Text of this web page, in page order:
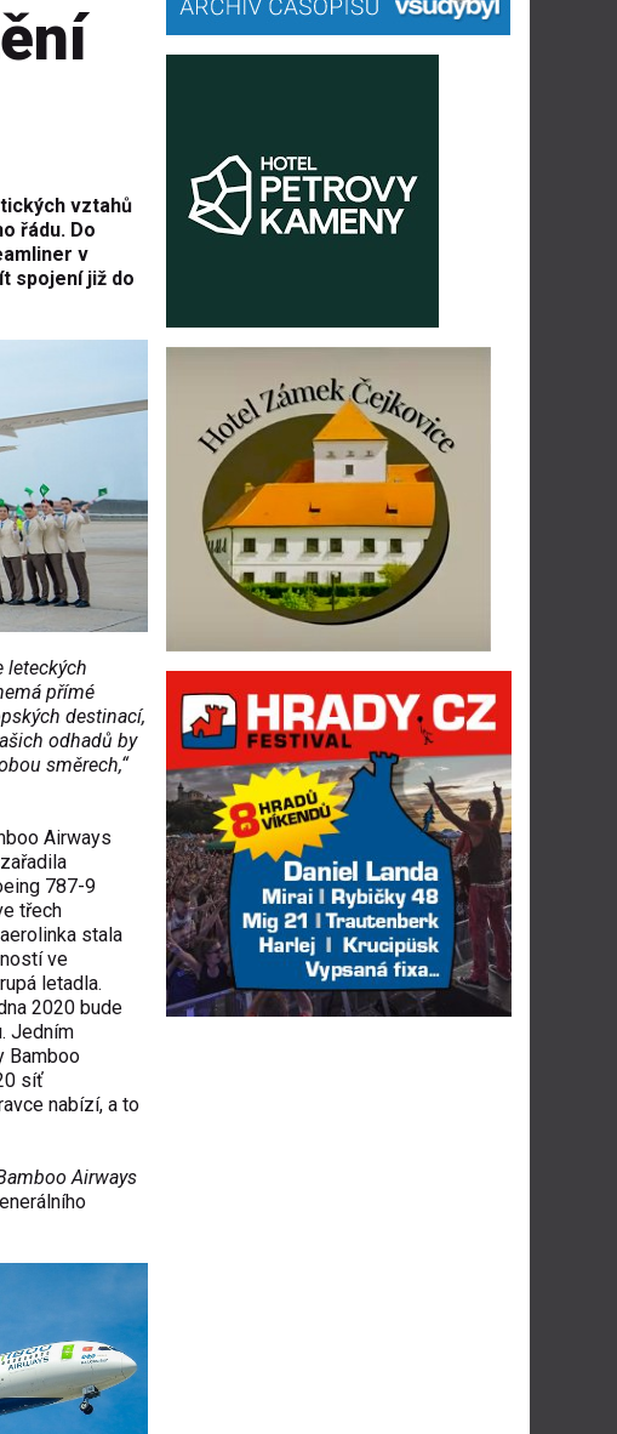
vztahů
řádu. Do
v
spojení již do
leteckých
přímé
destinací,
odhadů by
směrech,“
Airways
787-9
třech
stala
ve
letadla.
2020 bude
Jedním
Bamboo
síť
nabízí, a to
Airways